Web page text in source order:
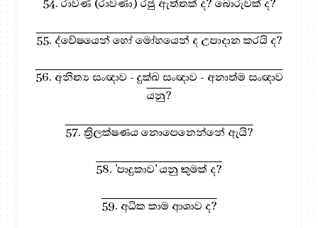
54. රාවණ (රාවණා) රජු ඇත්තක් ද? බොරුවක් ද?
55. ද්වේෂයෙන් හෝ මෝහයෙන් ද උපාදාන කරයි ද?
56. අනිත්‍ය සංඥාව - දුක්ඛ සංඥාව - අනාත්ම සංඥාව
යනු?
57. ත්‍රිලක්ෂණය නොපෙනෙන්නේ ඇයි?
58. 'පාදුකාව' යනු කුමක් ද?
59. අධික කාම ආශාව ද?